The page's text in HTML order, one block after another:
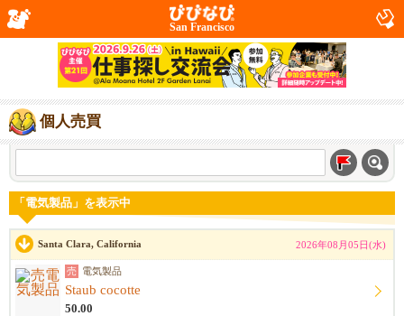
San Francisco
個人売買
「電気製品」を表示中
Santa Clara, California 2026年08月05日(水)
売 電気製品
Staub cocotte
50.00